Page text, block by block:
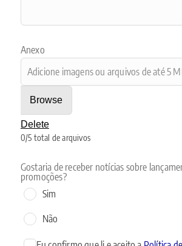
Anexo
Adicione imagens ou arquivos de até 5
Browse
Delete
0/5 total de arquivos
Gostaria de receber notícias sobre
promoções?
Sim
Não